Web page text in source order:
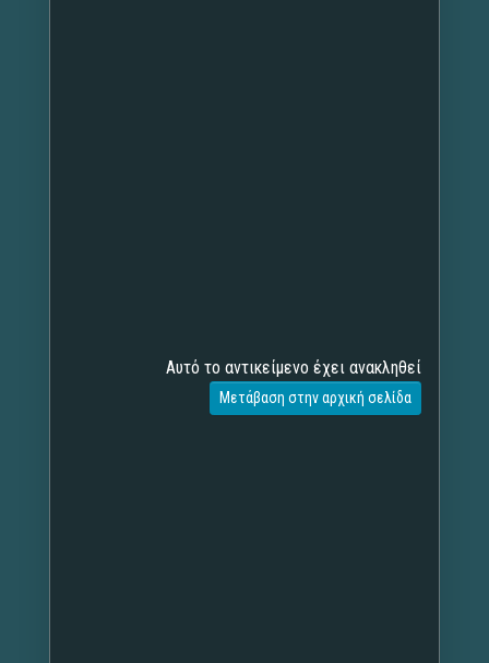
Αυτό το αντικείμενο έχει ανακληθεί
Μετάβαση στην αρχική σελίδα